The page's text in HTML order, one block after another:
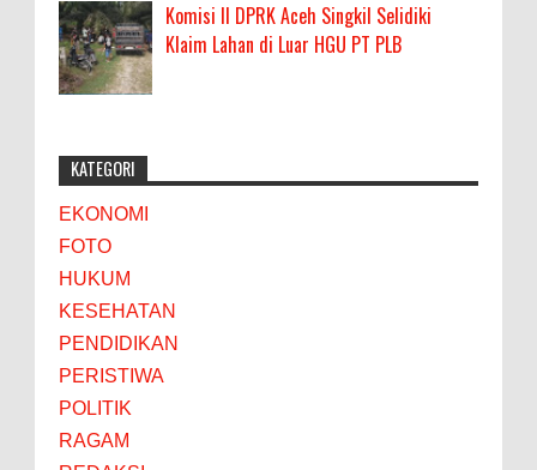
Komisi II DPRK Aceh Singkil Selidiki
Klaim Lahan di Luar HGU PT PLB
KATEGORI
EKONOMI
FOTO
HUKUM
KESEHATAN
PENDIDIKAN
PERISTIWA
POLITIK
RAGAM